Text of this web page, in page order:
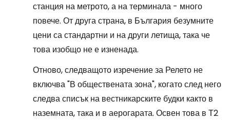
станция на метрото, а на терминала - много
повече. От друга страна, в България безумните
цени са стандартни и на други летища, така че
това изобщо не е изненада.
Отново, следващото изречение за Релето не
включва "В обществената зона", когато след него
следва списък на вестникарските будки както в
наземната, така и в аерогарата. Освен това в Т2